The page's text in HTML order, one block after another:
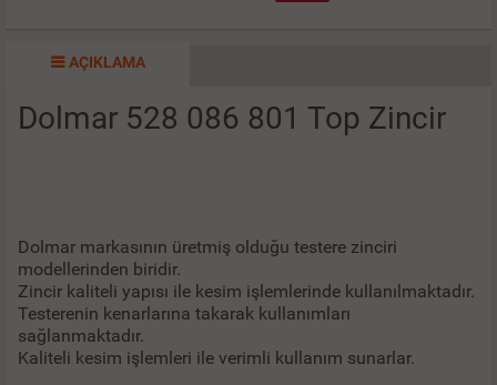
AÇIKLAMA
Dolmar 528 086 801 Top Zincir
Dolmar markasının üretmiş olduğu testere zinciri
modellerinden biridir.
Zincir kaliteli yapısı ile kesim işlemlerinde kullanılmaktadır.
Testerenin kenarlarına takarak kullanımları
sağlanmaktadır.
Kaliteli kesim işlemleri ile verimli kullanım sunarlar.